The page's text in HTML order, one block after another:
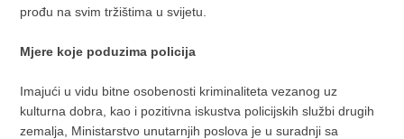
prođu na svim tržištima u svijetu.
Mjere koje poduzima policija
Imajući u vidu bitne osobenosti kriminaliteta vezanog uz
kulturna dobra, kao i pozitivna iskustva policijskih službi drugih
zemalja, Ministarstvo unutarnjih poslova je u suradnji sa